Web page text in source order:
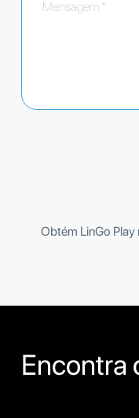
Obtém LinGo Play
Encontra